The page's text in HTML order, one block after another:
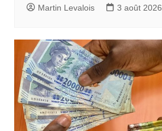
Martin Levalois 3 août 2026